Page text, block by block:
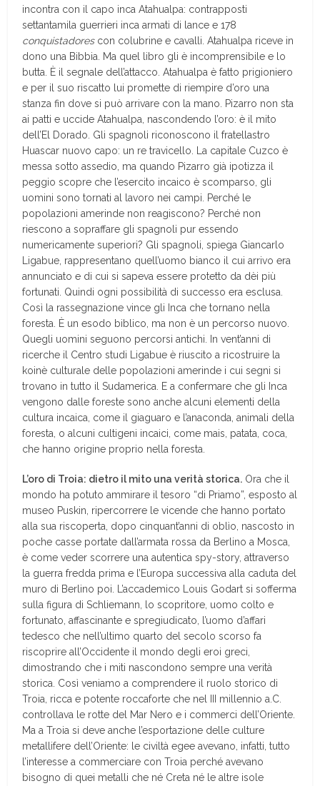
incontra con il capo inca Atahualpa: contrapposti
settantamila guerrieri inca armati di lance e 178
conquistadorescon colubrine e cavalli. Atahualpa riceve in
dono una Bibbia. Ma quel libro gli è incomprensibile e lo
butta. È il segnale dell’attacco. Atahualpa è fatto prigioniero
e per il suo riscatto lui promette di riempire d’oro una
stanza fin dove si può arrivare con la mano. Pizarro non sta
ai patti e uccide Atahualpa, nascondendo l’oro: è il mito
dell’El Dorado. Gli spagnoli riconoscono il fratellastro
Huascar nuovo capo: un re travicello. La capitale Cuzco è
messa sotto assedio, ma quando Pizarro già ipotizza il
peggio scopre che l’esercito incaico è scomparso, gli
uomini sono tornati al lavoro nei campi. Perché le
popolazioni amerinde non reagiscono? Perché non
riescono a sopraffare gli spagnoli pur essendo
numericamente superiori? Gli spagnoli, spiega Giancarlo
Ligabue, rappresentano quell’uomo bianco il cui arrivo era
annunciato e di cui si sapeva essere protetto da dèi più
fortunati. Quindi ogni possibilità di successo era esclusa.
Così la rassegnazione vince gli Inca che tornano nella
foresta. È un esodo biblico, ma non è un percorso nuovo.
Quegli uomini seguono percorsi antichi. In vent’anni di
ricerche il Centro studi Ligabue è riuscito a ricostruire la
koinè culturale delle popolazioni amerinde i cui segni si
trovano in tutto il Sudamerica. E a confermare che gli Inca
vengono dalle foreste sono anche alcuni elementi della
cultura incaica, come il giaguaro e l’anaconda, animali della
foresta, o alcuni cultigeni incaici, come mais, patata, coca,
che hanno origine proprio nella foresta.
L’oro di Troia: dietro il mito una verità storica. Ora che il
mondo ha potuto ammirare il tesoro “di Priamo”, esposto al
museo Puskin, ripercorrere le vicende che hanno portato
alla sua riscoperta, dopo cinquant’anni di oblìo, nascosto in
poche casse portate dall’armata rossa da Berlino a Mosca,
è come veder scorrere una autentica spy-story, attraverso
la guerra fredda prima e l’Europa successiva alla caduta del
muro di Berlino poi. L’accademico Louis Godart si sofferma
sulla figura di Schliemann, lo scopritore, uomo colto e
fortunato, affascinante e spregiudicato, l’uomo d’affari
tedesco che nell’ultimo quarto del secolo scorso fa
riscoprire all’Occidente il mondo degli eroi greci,
dimostrando che i miti nascondono sempre una verità
storica. Così veniamo a comprendere il ruolo storico di
Troia, ricca e potente roccaforte che nel III millennio a.C.
controllava le rotte del Mar Nero e i commerci dell’Oriente.
Ma a Troia si deve anche l’esportazione delle culture
metallifere dell’Oriente: le civiltà egee avevano, infatti, tutto
l’interesse a commerciare con Troia perché avevano
bisogno di quei metalli che né Creta né le altre isole